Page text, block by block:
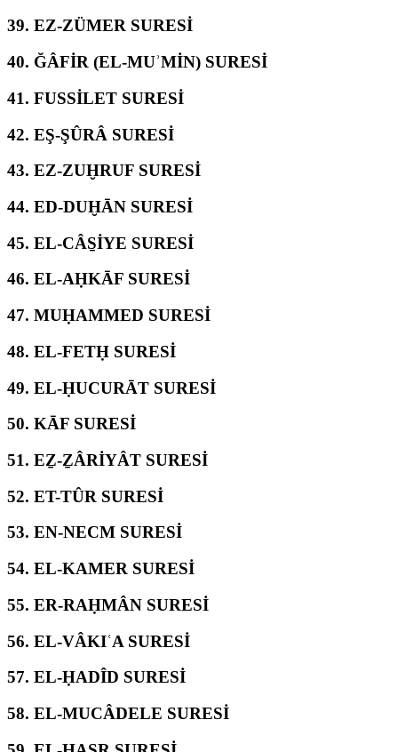
39. EZ-ZÜMER SURESİ
40. ĞÂFİR (EL-MUʾMİN) SURESİ
41. FUSSİLET SURESİ
42. EŞ-ŞÛRÂ SURESİ
43. EZ-ZUḪRUF SURESİ
44. ED-DUḪĀN SURESİ
45. EL-CÂS̱İYE SURESİ
46. EL-AḤKĀF SURESİ
47. MUḤAMMED SURESİ
48. EL-FETḤ SURESİ
49. EL-ḤUCURĀT SURESİ
50. KĀF SURESİ
51. EẔ-ẔÂRİYÂT SURESİ
52. ET-TÛR SURESİ
53. EN-NECM SURESİ
54. EL-KAMER SURESİ
55. ER-RAḤMÂN SURESİ
56. EL-VÂKIʿA SURESİ
57. EL-ḤADÎD SURESİ
58. EL-MUCÂDELE SURESİ